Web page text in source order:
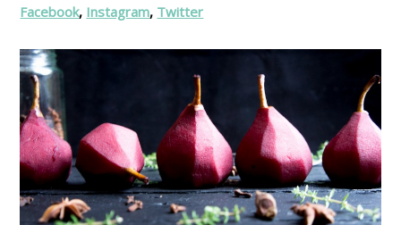
Facebook, Instagram, Twitter